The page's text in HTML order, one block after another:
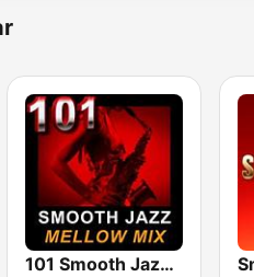
101 Smooth Jazz Mellow Mix